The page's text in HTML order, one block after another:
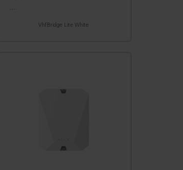
...
VhfBridge Lite White